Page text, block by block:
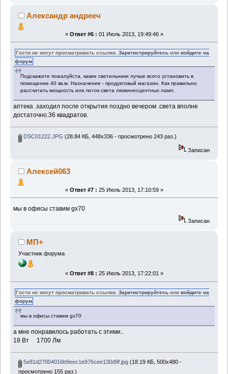
Александр андрееч
« Ответ #6 : 01 Июль 2013, 19:49:46 »
Гости не могут просматривать ссылки.Зарегистрируйтесь иливойдите на
форум
Подскажите пожалуйста, какие светильники лучше всего установить в
помещение 40 кв.м. Назначение - продуктовый магазин. Как правильно
рассчитать мощность или поток света люминесцентных ламп.
аптека .заходил после открытия поздно вечером .света вполне
достаточно.36 квадратов.
DSC01222.JPG (28.84 КБ, 448x336 - просмотрено 243 раз.)
Записан
Алексей063
« Ответ #7 : 25 Июль 2013, 17:10:59 »
мы в офисы ставим gx70
Записан
МП+
Участник форума
« Ответ #8 : 25 Июль 2013, 17:22:01 »
Гости не могут просматривать ссылки.Зарегистрируйтесь иливойдите на
форум
мы в офисы ставим gx70
а мне понравилось работать с этими..
18 Вт 1700 Лм
5e81d27004016b9eec1e976cee130d9f.jpg(18.19 КБ, 500x480 -
просмотрено 155 раз.)